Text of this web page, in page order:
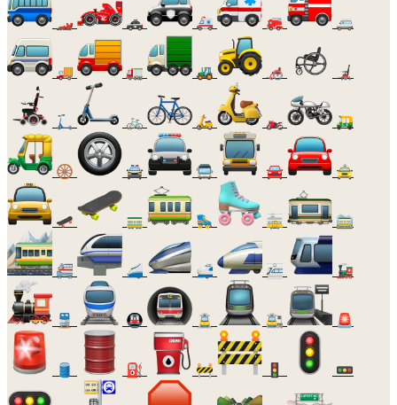
🏎️ 🚓 🚑 🚒 🚐
🚚 🚛 🚜 🦽 🦼
🛴 🚲 🛵 🏍️ 🛺
🛞 🚔 🚍 🚘 🚖
🛹 🚃 🛼 🚋 🚞
🚝 🚄 🚅 🚈 🚂
🚆 🚇 🚊 🚉 🚨
🛢️ ⛽ 🚧 🚦 🚥